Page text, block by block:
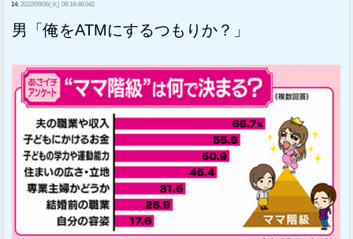
14: 2022/09/06(火) 09:18:48.042
男「俺をATMにするつもりか？」